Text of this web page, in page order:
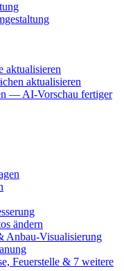
aktualisieren
aktualisieren
— AI-Vorschau fertiger
ändern
Anbau-Visualisierung
Feuerstelle & 7 weitere